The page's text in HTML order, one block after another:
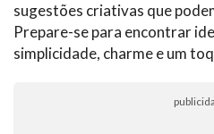
sugestões criativas que
Prepare-se para encontrar
simplicidade, charme e um